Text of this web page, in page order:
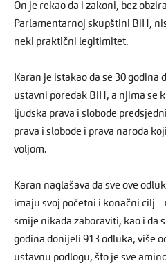
On je rekao da i zakoni, bez
Parlamentarnoj skupštini BiH,
neki praktični legitimitet.
Karan je istakao da se 30 godina
ustavni poredak BiH, a njima se
ljudska prava i slobode
prava i slobode i prava naroda
voljom.
Karan naglašava da sve ove
imaju svoj početni i konačni cilj
smije nikada zaboraviti, kao i da
godina donijeli 913 odluka, više
ustavnu podlogu, što je sve